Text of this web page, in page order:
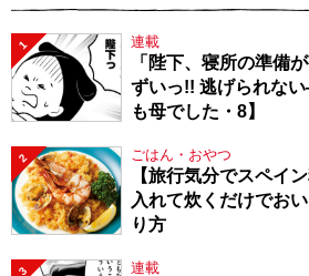
1 連載
「陛下、寝所の準備
ずいっ!! 逃げられな
も母でした・8】
2 ごはん・おやつ
【旅行気分でスペイ
入れて炊くだけでお
り方
3 連載